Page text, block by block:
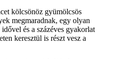
kölcsönöz gyümölcsös
megmaradnak, egy olyan
és a százéves gyakorlat
keresztül is részt vesz a